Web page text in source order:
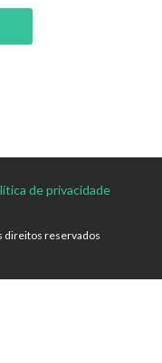
de privacidade
direitos reservados